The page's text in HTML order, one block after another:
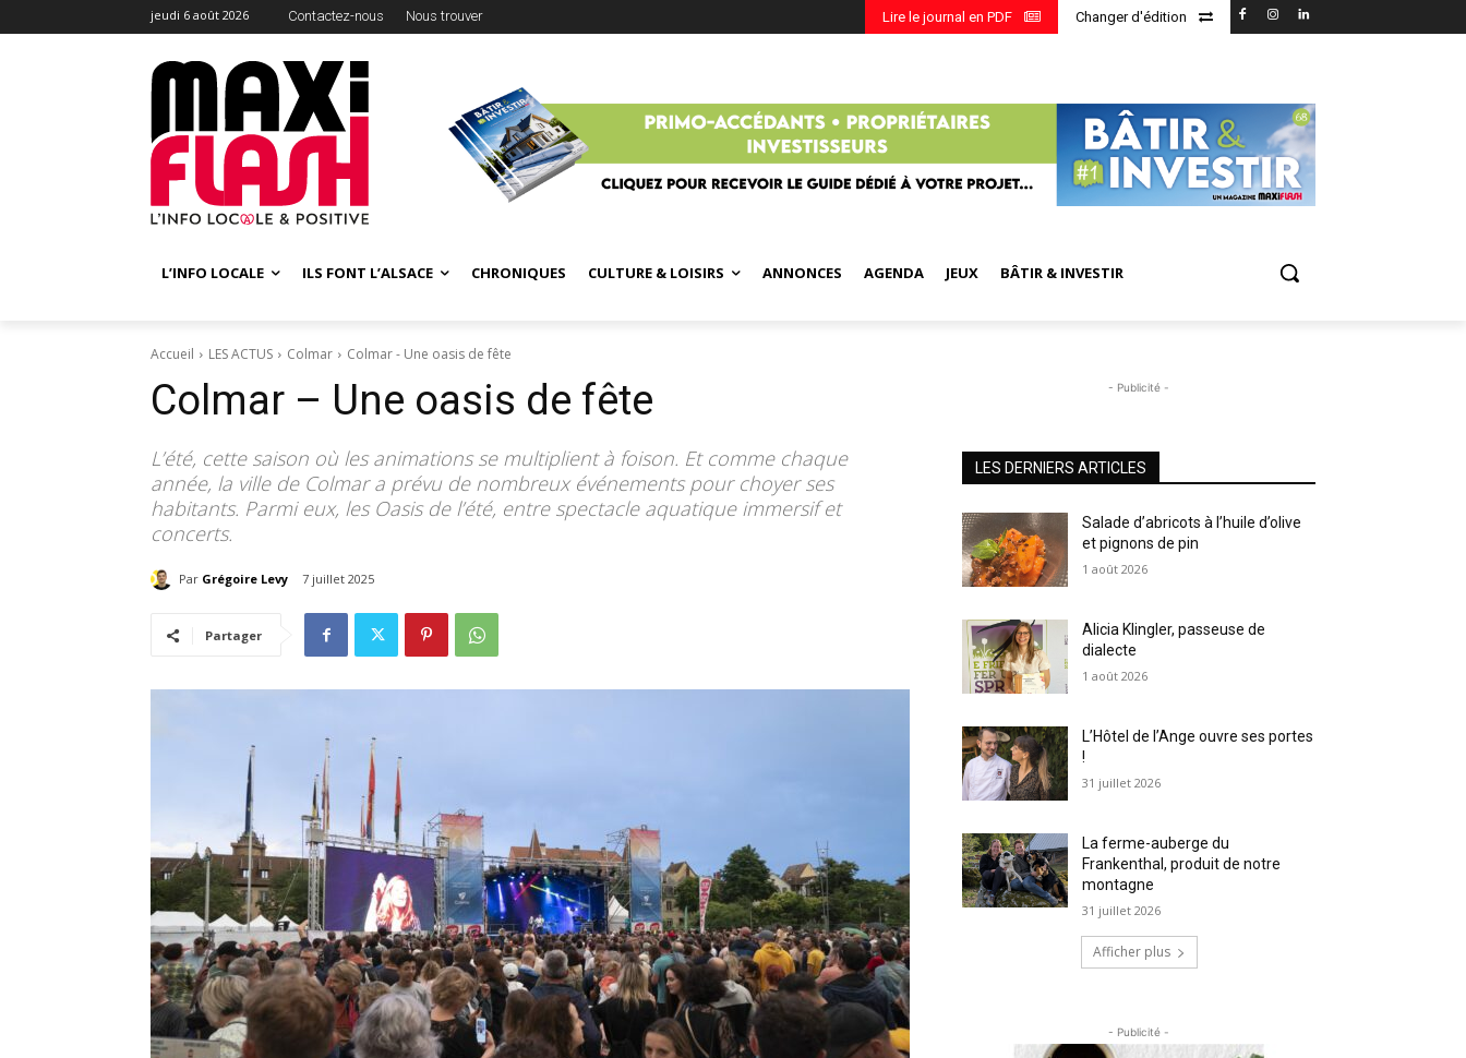
jeudi 6 août 2026 Contactez-nous Nous trouver Changer d'édition
Lire le journal en PDF
L’INFO LOCALE ILS FONT L’ALSACE CHRONIQUES CULTURE & LOISIRS ANNONCES AGENDA JEUX BÂTIR & INVESTIR
Accueil LES ACTUS Colmar Colmar - Une oasis de fête
Colmar – Une oasis de fête
L’été, cette saison où les animations se multiplient à foison. Et comme chaque
année, la ville de Colmar a prévu de nombreux événements pour choyer ses
habitants. Parmi eux, les Oasis de l’été, entre spectacle aquatique immersif et
concerts.
Par Grégoire Levy 7 juillet 2025
Partager
- Publicité -
LES DERNIERS ARTICLES
Salade d’abricots à l’huile d’olive
et pignons de pin
1 août 2026
Alicia Klingler, passeuse de
dialecte
1 août 2026
L’Hôtel de l’Ange ouvre ses portes
!
31 juillet 2026
La ferme-auberge du
Frankenthal, produit de notre
montagne
31 juillet 2026
Afficher plus
- Publicité -